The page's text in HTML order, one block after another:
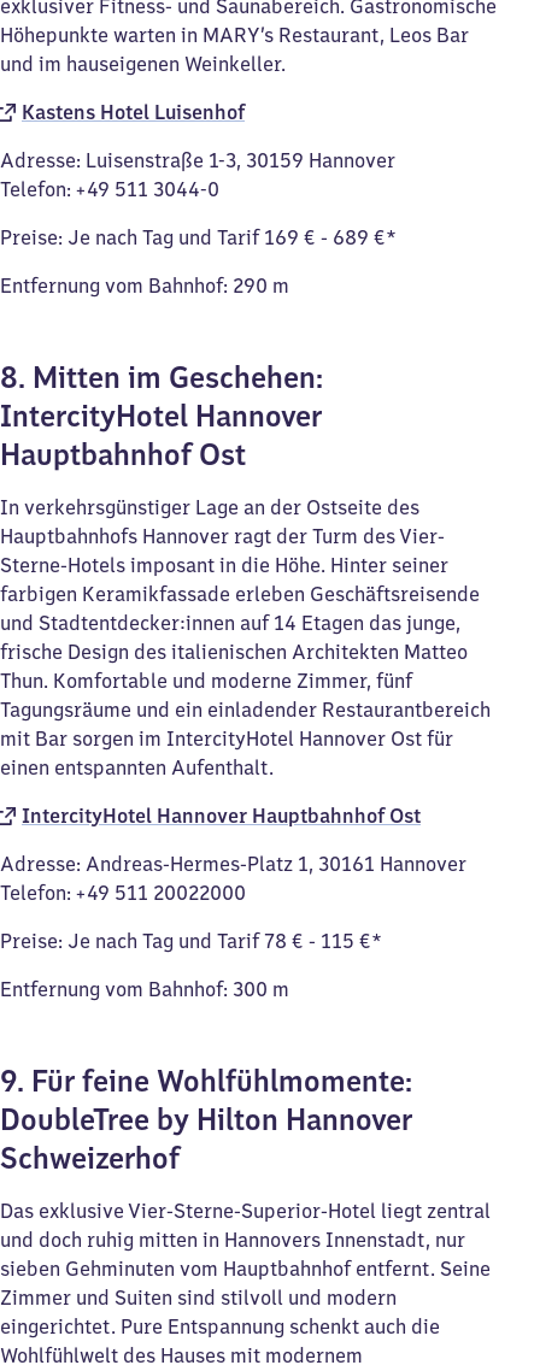
exklusiver Fitness- und Saunabereich. Gastronomische
Höhepunkte warten in MARY’s Restaurant, Leos Bar
und im hauseigenen Weinkeller.
Kastens Hotel Luisenhof
Adresse: Luisenstraße 1-3, 30159 Hannover
Telefon: +49 511 3044-0
Preise: Je nach Tag und Tarif 169 € - 689 €*
Entfernung vom Bahnhof: 290 m
8. Mitten im Geschehen:
IntercityHotel Hannover
Hauptbahnhof Ost
In verkehrsgünstiger Lage an der Ostseite des
Hauptbahnhofs Hannover ragt der Turm des Vier-
Sterne-Hotels imposant in die Höhe. Hinter seiner
farbigen Keramikfassade erleben Geschäftsreisende
und Stadtentdecker:innen auf 14 Etagen das junge,
frische Design des italienischen Architekten Matteo
Thun. Komfortable und moderne Zimmer, fünf
Tagungsräume und ein einladender Restaurantbereich
mit Bar sorgen im IntercityHotel Hannover Ost für
einen entspannten Aufenthalt.
IntercityHotel Hannover Hauptbahnhof Ost
Adresse: Andreas-Hermes-Platz 1, 30161 Hannover
Telefon: +49 511 20022000
Preise: Je nach Tag und Tarif 78 € - 115 €*
Entfernung vom Bahnhof: 300 m
9. Für feine Wohlfühlmomente:
DoubleTree by Hilton Hannover
Schweizerhof
Das exklusive Vier-Sterne-Superior-Hotel liegt zentral
und doch ruhig mitten in Hannovers Innenstadt, nur
sieben Gehminuten vom Hauptbahnhof entfernt. Seine
Zimmer und Suiten sind stilvoll und modern
eingerichtet. Pure Entspannung schenkt auch die
Wohlfühlwelt des Hauses mit modernem